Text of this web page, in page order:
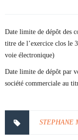
Date limite de dépôt des
titre de l’exercice clos le
voie électronique)
Date limite de dépôt par
société commerciale au
STEPHANE